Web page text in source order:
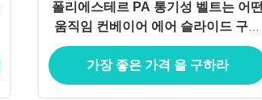
폴리에스테르 PA 통기성 벨트는 어떤
움직임 컨베이어 에어 슬라이드 구성
도 옮기지 않습니다
가장 좋은 가격 을 구하라